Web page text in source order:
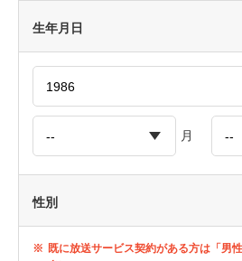
生年月日
月
性別
※ 既に放送サービス契約がある方は「男